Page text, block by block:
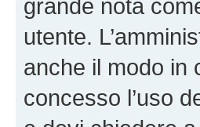
grande nota
utente.
anche il modo in
concesso l’uso